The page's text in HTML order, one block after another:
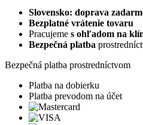
Slovensko: doprava
Bezplatné vrátenie tovaru
Pracujeme s ohľadom na
Bezpečná platba
Bezpečná platba prostredníctvom
Platba na dobierku
Platba prevodom na účet